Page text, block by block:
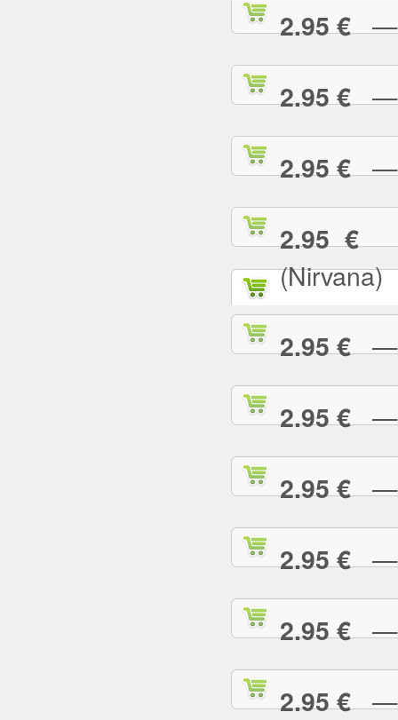
2.95 €—
2.95 €—
2.95 €—
2.95 €—
(Nirvana)
2.95 €—
2.95 €—
2.95 €—
2.95 €—
2.95 €—
2.95 €—